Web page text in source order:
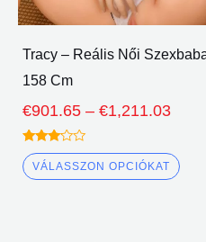
Tracy – Reális Női
158 Cm
€901.65 – €1,211.03
Névleges
3.00
ki 5
VÁLASSZON OPCIÓKAT